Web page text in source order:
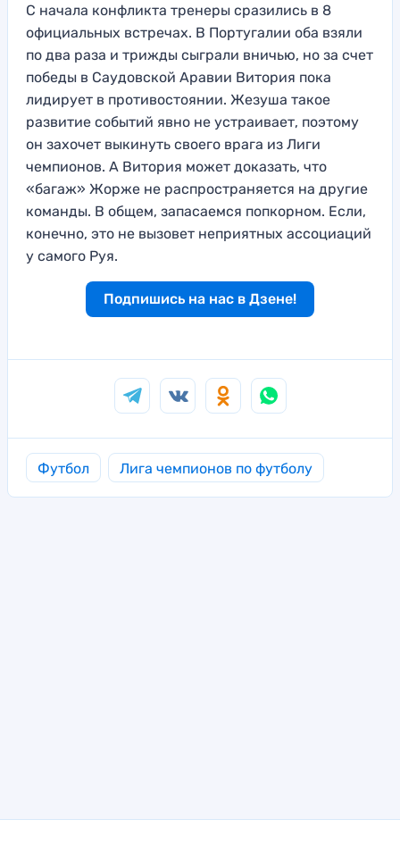
С начала конфликта тренеры сразились в 8
официальных встречах. В Португалии оба взяли
по два раза и трижды сыграли вничью, но за счет
победы в Саудовской Аравии Витория пока
лидирует в противостоянии. Жезуша такое
развитие событий явно не устраивает, поэтому
он захочет выкинуть своего врага из Лиги
чемпионов. А Витория может доказать, что
«багаж» Жорже не распространяется на другие
команды. В общем, запасаемся попкорном. Если,
конечно, это не вызовет неприятных ассоциаций
у самого Руя.
Подпишись на нас в Дзене!
Футбол Лига чемпионов по футболу